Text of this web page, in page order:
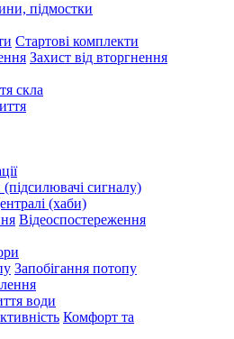
підмостки
Стартові комплекти
Захист від вторгнення
скла
сигналу)
(хаби)
Відеоспостереження
Запобігання потопу
води
Комфорт та